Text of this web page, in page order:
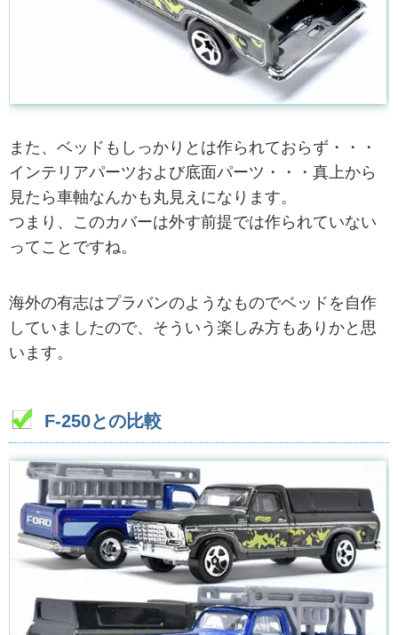
また、ベッドもしっかりとは作られておらず・・・
インテリアパーツおよび底面パーツ・・・真上から
見たら車軸なんかも丸見えになります。
つまり、このカバーは外す前提では作られていない
ってことですね。
海外の有志はプラバンのようなものでベッドを自作
していましたので、そういう楽しみ方もありかと思
います。
F-250との比較